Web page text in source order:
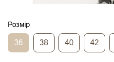
Розмір
36 38 40 42